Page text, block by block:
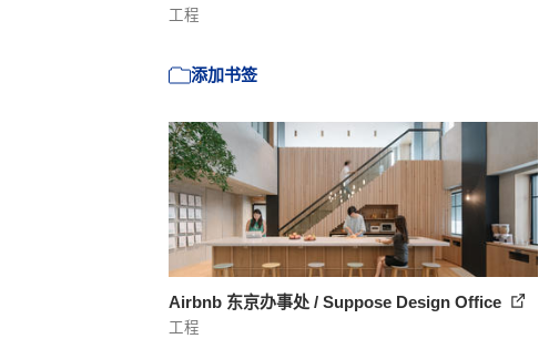
工程
添加书签
Airbnb 东京办事处 / Suppose Design Office
工程